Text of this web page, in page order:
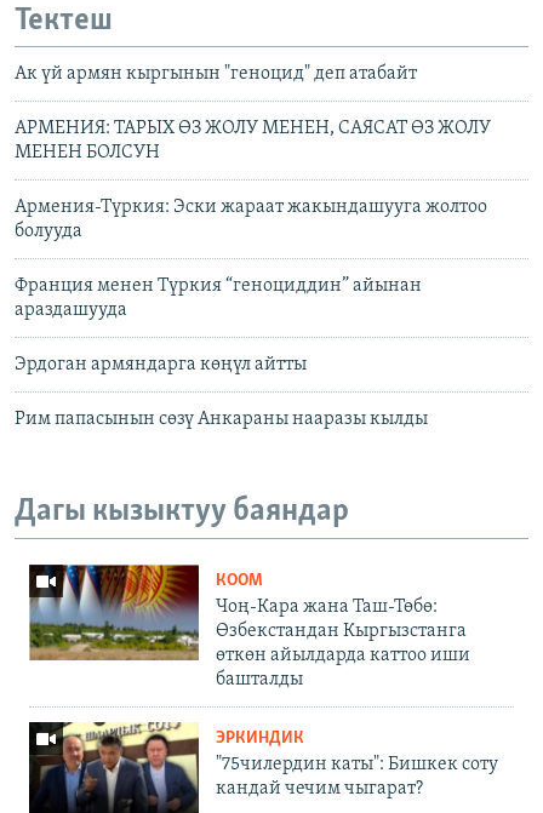
Тектеш
Ак үй армян кыргынын "геноцид" деп атабайт
АРМЕНИЯ: ТАРЫХ ӨЗ ЖОЛУ МЕНЕН, САЯСАТ ӨЗ ЖОЛУ
МЕНЕН БОЛСУН
Армения-Түркия: Эски жараат жакындашууга жолтоо
болууда
Франция менен Түркия “геноциддин” айынан
араздашууда
Эрдоган армяндарга көңүл айтты
Рим папасынын сөзү Анкараны нааразы кылды
Дагы кызыктуу баяндар
КООМ
Чоң-Кара жана Таш-Төбө:
Өзбекстандан Кыргызстанга
өткөн айылдарда каттоо иши
башталды
ЭРКИНДИК
"75чилердин каты": Бишкек соту
кандай чечим чыгарат?